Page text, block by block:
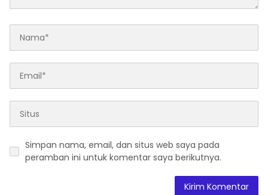
Simpan nama, email, dan situs web saya pada
peramban ini untuk komentar saya berikutnya.